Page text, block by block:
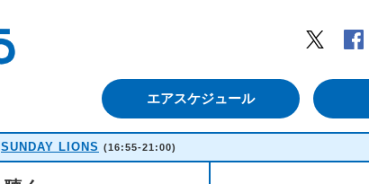
Twitter
エアスケジュール
SUNDAY LIONS (16:55-21:00)